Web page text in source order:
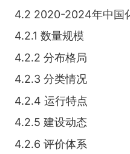
4.2 2020-2024年中国
4.2.1 数量规模
4.2.2 分布格局
4.2.3 分类情况
4.2.4 运行特点
4.2.5 建设动态
4.2.6 评价体系